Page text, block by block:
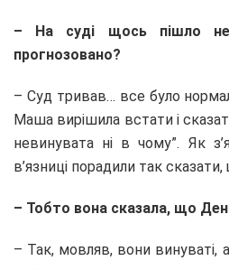
– На суді щось пішло
прогнозовано?
– Суд тривав… все було
Маша вирішила встати і
невинувата ні в чому”. Як
в’язниці порадили так
– Тобто вона сказала, що
– Так, мовляв, вони винуваті,